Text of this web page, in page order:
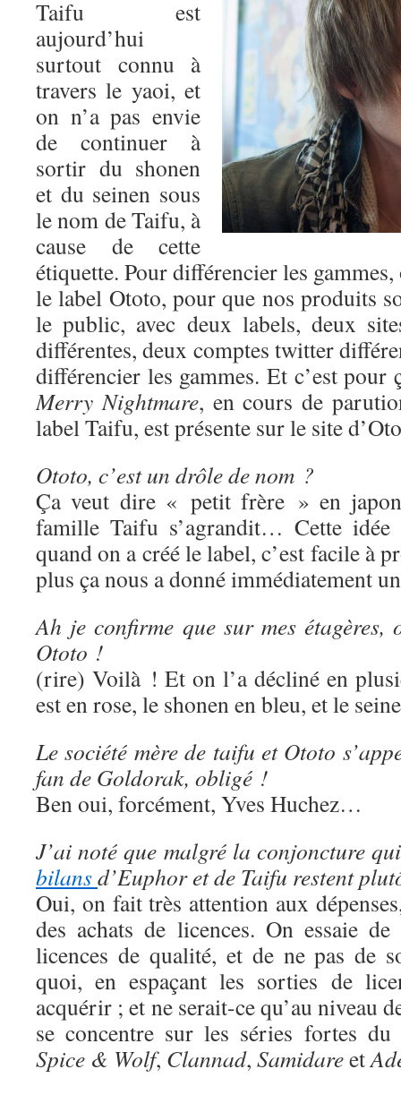
Taifu est
aujourd’hui
surtout connu à
travers le yaoi, et
on n’a pas envie
de continuer à
sortir du shonen
et du seinen sous
le nom de Taifu, à
cause de cette
étiquette. Pour différencier les
le label Ototo, pour que nos produits
le public, avec deux labels, deux
différentes, deux comptes twitter
différencier les gammes. Et c’est pour
Merry Nightmare, en cours de
label Taifu, est présente sur le site
Ototo, c’est un drôle de nom ?
Ça veut dire « petit frère » en
famille Taifu s’agrandit… Cette idée
quand on a créé le label, c’est facile à
plus ça nous a donné immédiatement
Ah je confirme que sur mes
Ototo !
(rire) Voilà ! Et on l’a décliné en
est en rose, le shonen en bleu, et le
Le société mère de taifu et Ototo
fan de Goldorak, obligé !
Ben oui, forcément, Yves Huchez…
J’ai noté que malgré la conjoncture
bilansd’Euphor et de Taifu restent
Oui, on fait très attention aux
des achats de licences. On essaie
licences de qualité, et de ne pas de
quoi, en espaçant les sorties de
acquérir ; et ne serait-ce qu’au niveau
se concentre sur les séries fortes du
Spice & Wolf, Clannad, Samidareet